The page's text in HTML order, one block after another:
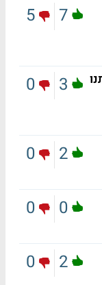
7
5
3
0
2
0
0
0
2
0